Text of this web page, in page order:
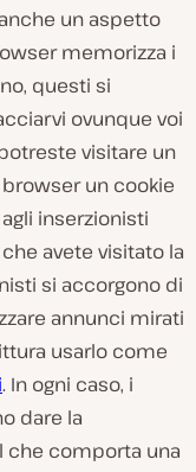
un aspetto
memorizza i
questi si
ovunque voi
visitare un
un cookie
inserzionisti
avete visitato la
si accorgono di
annunci mirati
usarlo come
. In ogni caso, i
dare la
che comporta una